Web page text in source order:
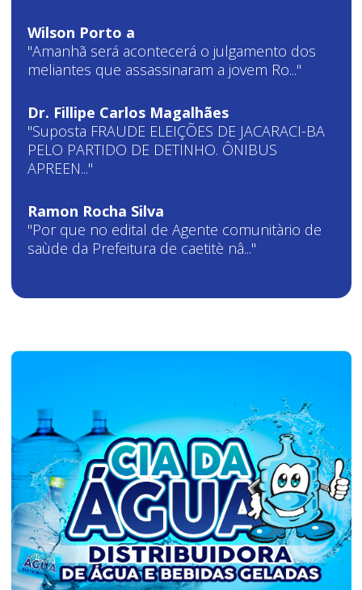
Wilson Porto a
"Amanhã será acontecerá o julgamento dos
meliantes que assassinaram a jovem Ro..."
Dr. Fillipe Carlos Magalhães
"Suposta FRAUDE ELEIÇÕES DE JACARACI-BA
PELO PARTIDO DE DETINHO. ÔNIBUS
APREEN..."
Ramon Rocha Silva
"Por que no edital de Agente comunitàrio de
saùde da Prefeitura de caetitè nâ..."